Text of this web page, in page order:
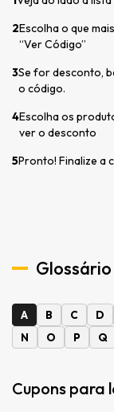
2Escolha o que
“Ver Código”
3Se for desconto,
o código.
4Escolha os
ver o desconto
5Pronto! Finalize a
A B C D
N
O P Q
Cupons para